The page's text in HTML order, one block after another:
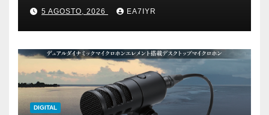
5 AGOSTO, 2026 EA7IYR
DIGITAL